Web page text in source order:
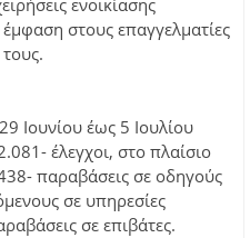
ενοικίασης
στους επαγγελματίες
Ιουνίου έως 5 Ιουλίου
έλεγχοι, στο πλαίσιο
παραβάσεις σε οδηγούς
σε υπηρεσίες
σε επιβάτες.